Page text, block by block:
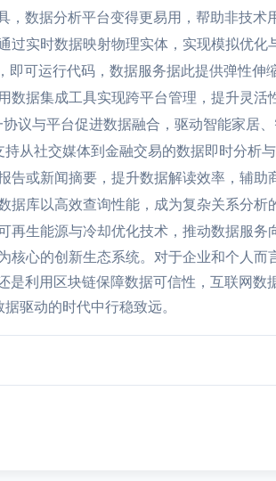
数据分析平台变得更易用，帮助非技术
实时数据映射物理实体，实现模拟优化
可运行代码，数据服务据此提供弹性伸
据集成工具实现跨平台管理，提升灵活
议与平台促进数据融合，驱动智能家居、
从社交媒体到金融交易的数据即时分析与
或新闻摘要，提升数据解读效率，辅助
库以高效查询性能，成为复杂关系分析
生能源与冷却优化技术，推动数据服务
心的创新生态系统。对于企业和个人
利用区块链保障数据可信性，互联网
驱动的时代中行稳致远。